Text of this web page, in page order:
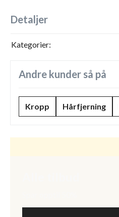
Detaljer
Kategorier:
Andre kunder så på
Kropp Hårfjerning